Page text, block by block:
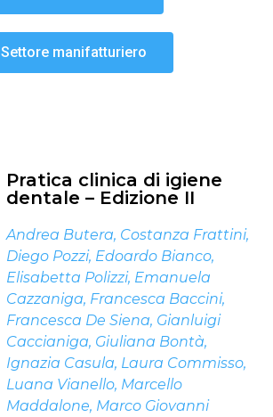
Settore manifatturiero
Pratica clinica di igiene
dentale – Edizione II
Andrea Butera, Costanza Frattini,
Diego Pozzi, Edoardo Bianco,
Elisabetta Polizzi, Emanuela
Cazzaniga, Francesca Baccini,
Francesca De Siena, Gianluigi
Caccianiga, Giuliana Bontà,
Ignazia Casula, Laura Commisso,
Luana Vianello, Marcello
Maddalone, Marco Giovanni